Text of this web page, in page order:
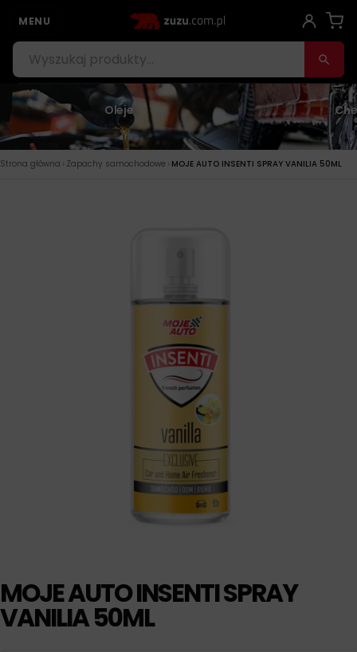
MENU
Oleje
Strona główna › Zapachy samochodowe › MOJE AUTO INSENTI SPRAY VANILIA 50ML
MOJE AUTO INSENTI SPRAY
VANILIA 50ML